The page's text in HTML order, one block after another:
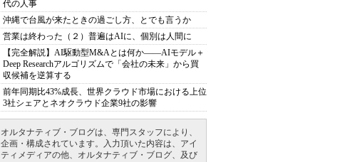
代の人事
沖縄で台風が来たときの過ごし方、とでも言うか
営業は終わった（２）普遍はAIに、個別は人間に
【完全解説】AI駆動型M&Aとは何か――AIモデル＋
Deep Researchアルゴリズムで「会社の未来」から買
収候補を逆算する
前年同期比43%成長、世界クラウド市場における上位
3社シェアとネオクラウド企業9社の影響
オルタナティブ・ブログは、専門スタッフにより、
企画・構成されています。入力頂いた内容は、アイ
ティメディアの他、オルタナティブ・ブログ、及び